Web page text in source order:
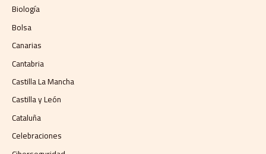
Biología
Bolsa
Canarias
Cantabria
Castilla La Mancha
Castilla y León
Cataluña
Celebraciones